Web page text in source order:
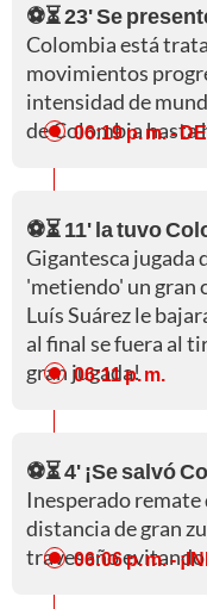
⚽⏳ 23' Se
Colombia está
movimientos
intensidad de
de Colombia hasta
06:19 p. m.-
⚽⏳ 11' la tuvo
Gigantesca jugada
'metiendo' un gran
Luís Suárez le
al final se fuera al
gran jugada!
06:11 p. m.
⚽⏳ 4' ¡Se salvó
Inesperado remate
distancia de gran
travesaño06:06 p. m.-